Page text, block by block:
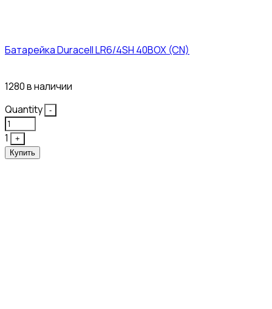
Батарейка Duracell LR6/4SH 40BOX (CN)
1280 в наличии
Quantity
-
1
+
Купить